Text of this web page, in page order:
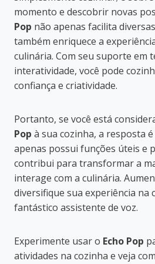
momento e descobrir novas
Pop não apenas facilita
também enriquece a
culinária. Com seu suporte em
interatividade, você pode
confiança e criatividade.
Portanto, se você está
Pop à sua cozinha, a resposta
apenas possui funções úteis e
contribui para transformar a
interage com a culinária.
diversifique sua experiência na
fantástico assistente de voz.
Experimente usar o Echo Pop
atividades na cozinha e veja